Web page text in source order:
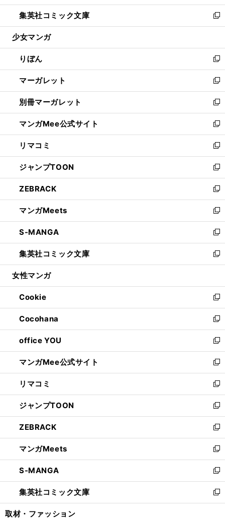
開
く
ウ
で
開
ン
ド
ウ
開
く
ウ
ィ
ン
ウ
で
開
く
し
い
ウ
ン
ド
ウ
で
開
く
集英社コミック文庫
新
し
ウ
ィ
ン
ド
ウ
で
開
く
少女マンガ
りぼん
新
し
い
ウ
ィ
ン
ド
ウ
で
開
く
マーガレット
新
し
い
ウ
ィ
ン
ド
ウ
で
開
く
別冊マーガレット
新
し
い
ウ
ィ
ン
ド
ウ
で
開
く
マンガMee公式サイト
新
し
い
ウ
ィ
ン
ド
ウ
で
開
く
リマコミ
新
し
い
ウ
ィ
ン
ド
ウ
で
開
く
ジャンプTOON
新
し
い
ウ
ィ
ン
ド
ウ
で
開
ZEBRACK
新
し
い
ウ
ィ
ン
ド
ウ
開
く
マンガMeets
新
し
い
ウ
ィ
ン
ウ
で
開
く
S-MANGA
新
し
い
ウ
ン
ド
ウ
で
開
く
集英社コミック文庫
新
し
ウ
ィ
ン
ド
ウ
で
開
く
女性マンガ
Cookie
新
し
い
ウ
ィ
ン
ド
ウ
で
開
く
Cocohana
新
し
い
ウ
ィ
ン
ド
ウ
で
開
く
office YOU
新
し
い
ウ
ィ
ン
ド
ウ
で
開
く
マンガMee公式サイト
新
し
い
ウ
ィ
ン
ド
ウ
で
開
く
リマコミ
新
し
い
ウ
ィ
ン
ド
ウ
で
開
く
ジャンプTOON
新
し
い
ウ
ィ
ン
ド
ウ
で
開
ZEBRACK
新
し
い
ウ
ィ
ン
ド
ウ
マンガMeets
新
し
い
ウ
ィ
ン
S-MANGA
新
し
い
ウ
集英社コミック文庫
新
し
取材・ファッション